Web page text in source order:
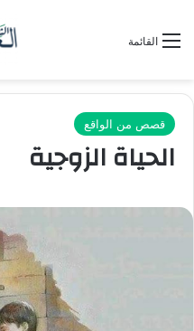
القائمة
قصص من الواقع
الحياة الزوجية